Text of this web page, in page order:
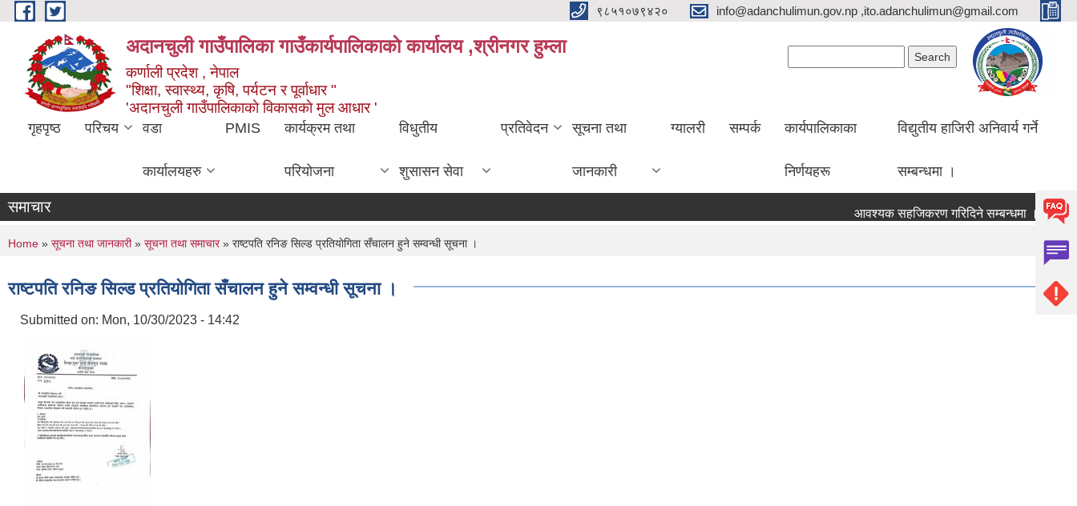
Skip to main content ९८५१०७९४२० info@adanchulimun.gov.np ,ito.adanchulimun@gmail.com
अदानचुली गाउँपालिका गाउँकार्यपालिकाकाे कार्यालय ,श्रीनगर हुम्ला
कर्णाली प्रदेश , नेपाल
"शिक्षा, स्वास्थ्य, कृषि, पर्यटन र पूर्वाधार "
'अदानचुली गाउँपालिकाकाे विकासकाे मुल आधार '
गृहपृष्ठ परिचय वडा
कार्यालयहरु
PMIS कार्यक्रम तथा
परियोजना
विधुतीय
शुसासन सेवा
प्रतिवेदन सूचना तथा
जानकारी
ग्यालरी सम्पर्क कार्यपालिकाका
निर्णयहरू
विद्युतीय हाजिरी अनिवार्य गर्ने
सम्बन्धमा ।
समाचार आवश्यक सहजिकरण गरिदिने सम्बन्धमा ।
You are here
Home » सूचना तथा जानकारी» सूचना तथा समाचार» राष्टपति रनिङ सिल्ड प्रतियाेगिता सँचालन हुने सम्वन्धी सूचना ।
राष्टपति रनिङ सिल्ड प्रतियाेगिता सँचालन हुने सम्वन्धी सूचना ।
Submitted on: Mon, 10/30/2023 - 14:42